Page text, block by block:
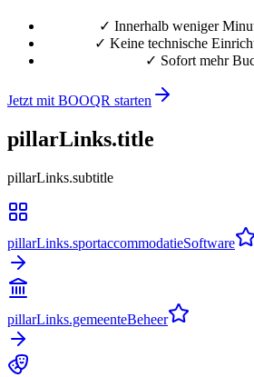
✓ Innerhalb weniger
✓ Keine technische
✓ Sofort mehr
Jetzt mit BOOQR starten
pillarLinks.title
pillarLinks.subtitle
pillarLinks.sportaccommodatieSoftware
pillarLinks.gemeenteBeheer